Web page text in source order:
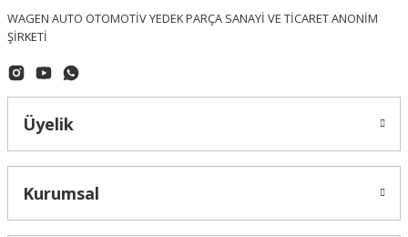
WAGEN AUTO OTOMOTİV YEDEK PARÇA SANAYİ VE TİCARET ANONİM
ŞİRKETİ
Üyelik
Kurumsal